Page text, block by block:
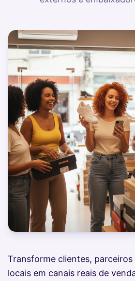
Transforme clientes,
locais em canais reais de